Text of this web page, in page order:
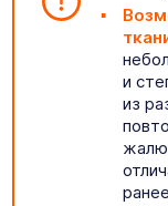
и
из